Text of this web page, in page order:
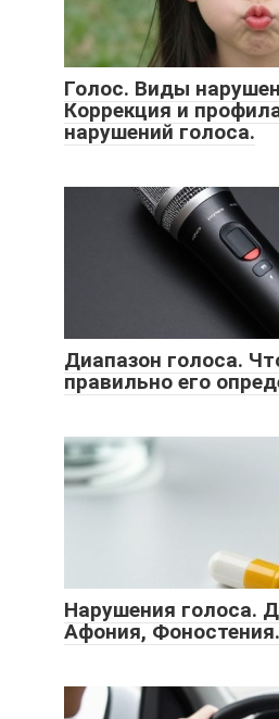
Голос. Виды
Коррекция и
нарушений голоса.
Диапазон голоса.
правильно его
Нарушения голоса.
Афония, Фоностения.